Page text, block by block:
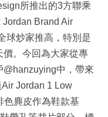
所推出的3方聯乘
Jordan Brand Air
球炒家推高，特別是
價。今回為大家從專
@hanzuying中，帶來
Jordan 1 Low
色麂皮作為鞋款基